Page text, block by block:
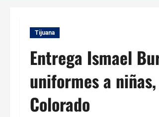
Tijuana
Entrega Ismael
uniformes a
Colorado